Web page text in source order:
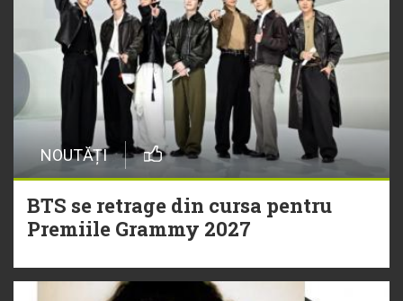
NOUTĂȚI
BTS se retrage din cursa pentru
Premiile Grammy 2027